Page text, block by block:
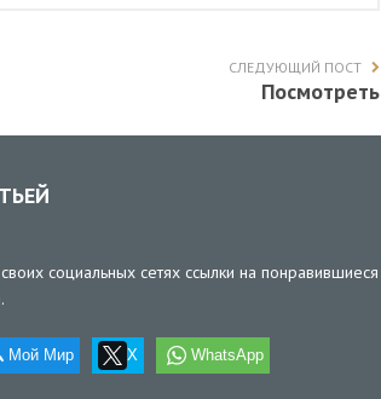
СЛЕДУЮЩИЙ ПОСТ
Посмотреть
социальных сетях ссылки на понравившиеся
Мой Мир X WhatsApp